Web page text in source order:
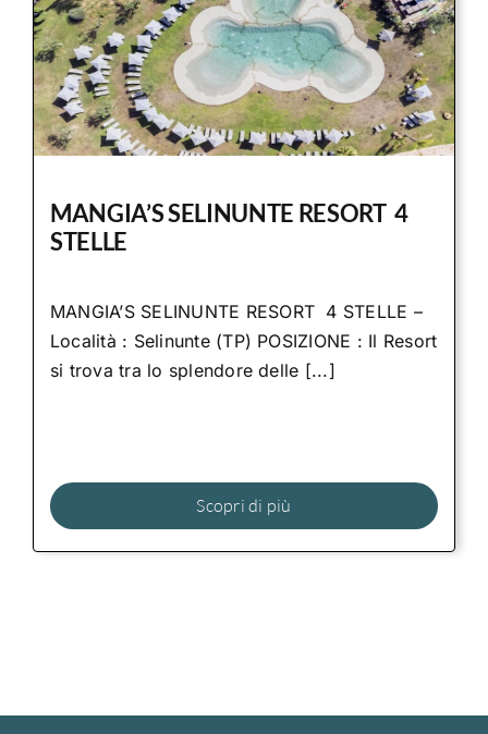
MANGIA’S SELINUNTE RESORT 4
STELLE
MANGIA’S SELINUNTE RESORT 4 STELLE –
Località : Selinunte (TP) POSIZIONE : Il Resort
si trova tra lo splendore delle [...]
Scopri di più